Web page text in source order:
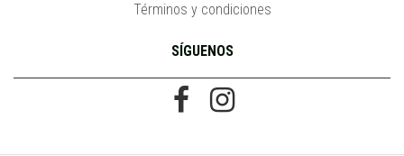
Términos y condiciones
SÍGUENOS